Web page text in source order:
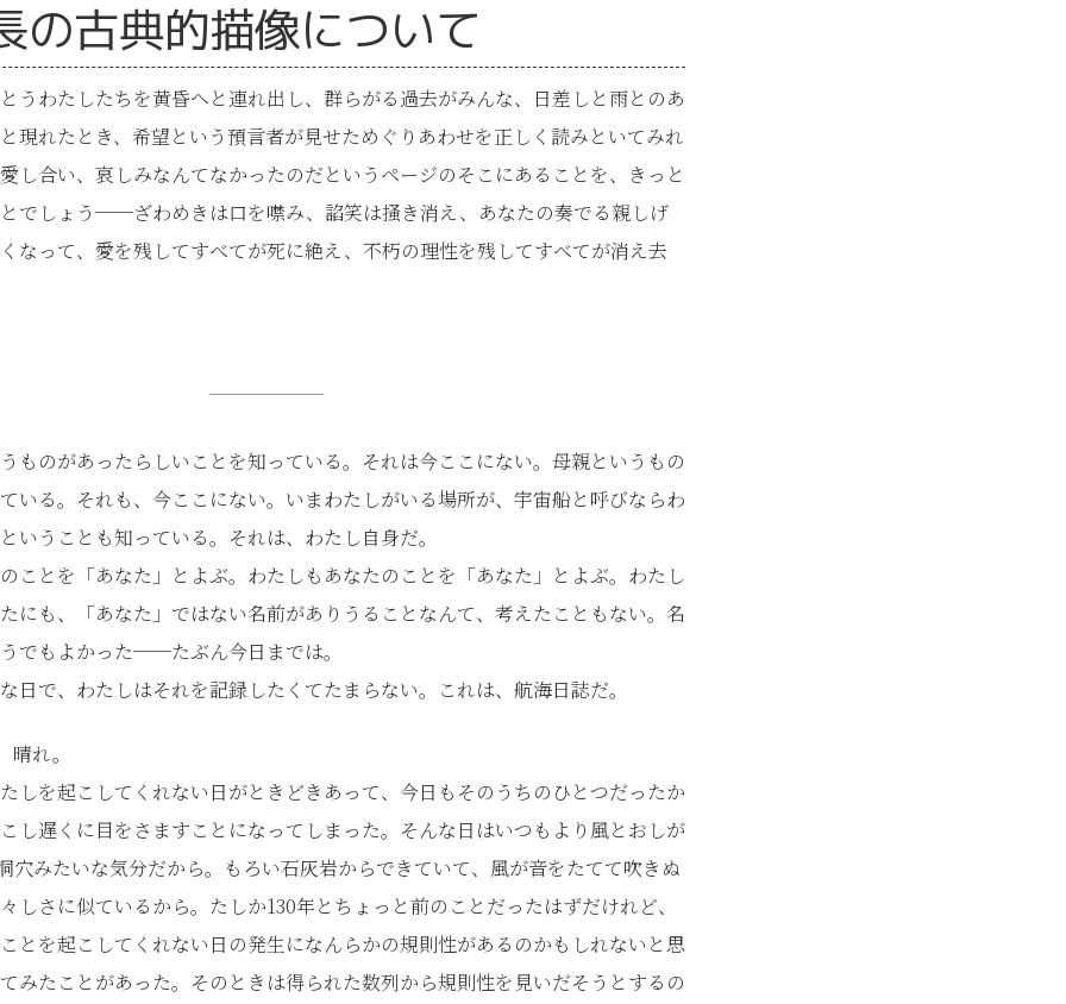
の古典的描像について
わたしたちを黄昏へと連れ出し、群らがる過去がみんな、日差しと雨とのあ
現れたとき、希望という預言者が見せためぐりあわせを正しく読みといてみれ
し合い、哀しみなんてなかったのだというページのそこにあることを、きっと
でしょう──ざわめきは口を噤み、諂笑は掻き消え、あなたの奏でる親しげ
なって、愛を残してすべてが死に絶え、不朽の理性を残してすべてが消え去
のがあったらしいことを知っている。それは今ここにない。母親というもの
いる。それも、今ここにない。いまわたしがいる場所が、宇宙船と呼びならわ
いうことも知っている。それは、わたし自身だ。
とを「あなた」とよぶ。わたしもあなたのことを「あなた」とよぶ。わたし
にも、「あなた」ではない名前がありうることなんて、考えたこともない。名
でもよかった──たぶん今日までは。
で、わたしはそれを記録したくてたまらない。これは、航海日誌だ。
れ。
を起こしてくれない日がときどきあって、今日もそのうちのひとつだったか
し遅くに目をさますことになってしまった。そんな日はいつもより風とおしが
穴みたいな気分だから。もろい石灰岩からできていて、風が音をたてて吹きぬ
しさに似ているから。たしか130年とちょっと前のことだったはずだけれど、
とを起こしてくれない日の発生になんらかの規則性があるのかもしれないと思
みたことがあった。そのときは得られた数列から規則性を見いだそうとするの